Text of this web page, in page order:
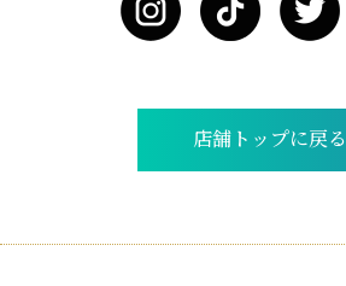
店舗トップに戻る